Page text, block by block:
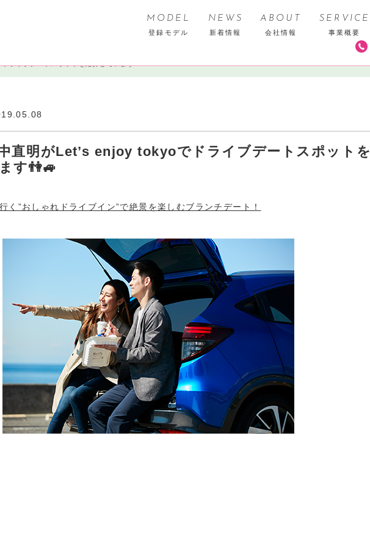
MODEL
登録モデル
NEWS
新着情報
ABOUT
会社情報
SERVICE
事業概要
直明がLet’s enjoy tokyoでドライブデートスポットを
す👫🚙
く”おしゃれドライブイン”で絶景を楽しむブランチデート！